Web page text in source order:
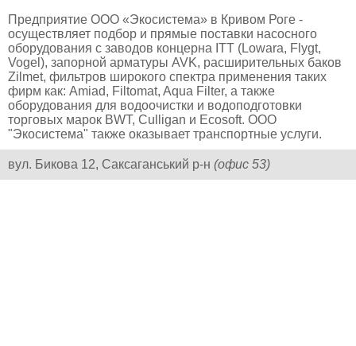
Предприятие ООО «Экосистема» в Кривом Роге -
осуществляет подбор и прямые поставки насосного
оборудования с заводов концерна ITT (Lowara, Flygt,
Vogel), запорной арматуры AVK, расширительных баков
Zilmet, фильтров широкого спектра применения таких
фирм как: Amiad, Filtomat, Aqua Filter, а также
оборудования для водоочистки и водоподготовки
торговых марок BWT, Culligan и Ecosoft. ООО
"Экосистема" также оказывает транспортные услуги.
вул. Бикова 12, Саксаганський р-н (офис 53)